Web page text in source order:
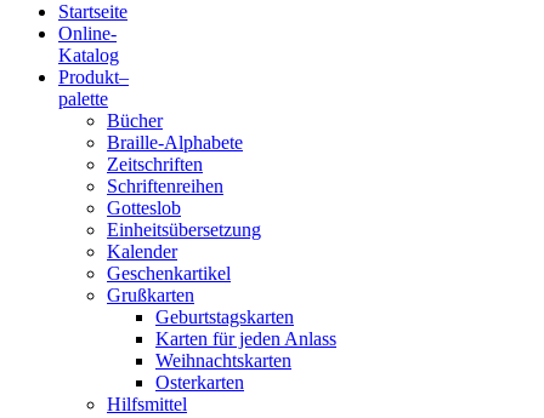
Blindenschrift-
Verlag
Druckerei
gGmbH
Startseite
Online-
Katalog
Produkt–
palette
Bücher
Braille-Alphabete
Zeitschriften
Schriftenreihen
Gotteslob
Einheitsübersetzung
Kalender
Geschenkartikel
Grußkarten
Geburtstagskarten
Karten für jeden Anlass
Weihnachtskarten
Osterkarten
Hilfsmittel